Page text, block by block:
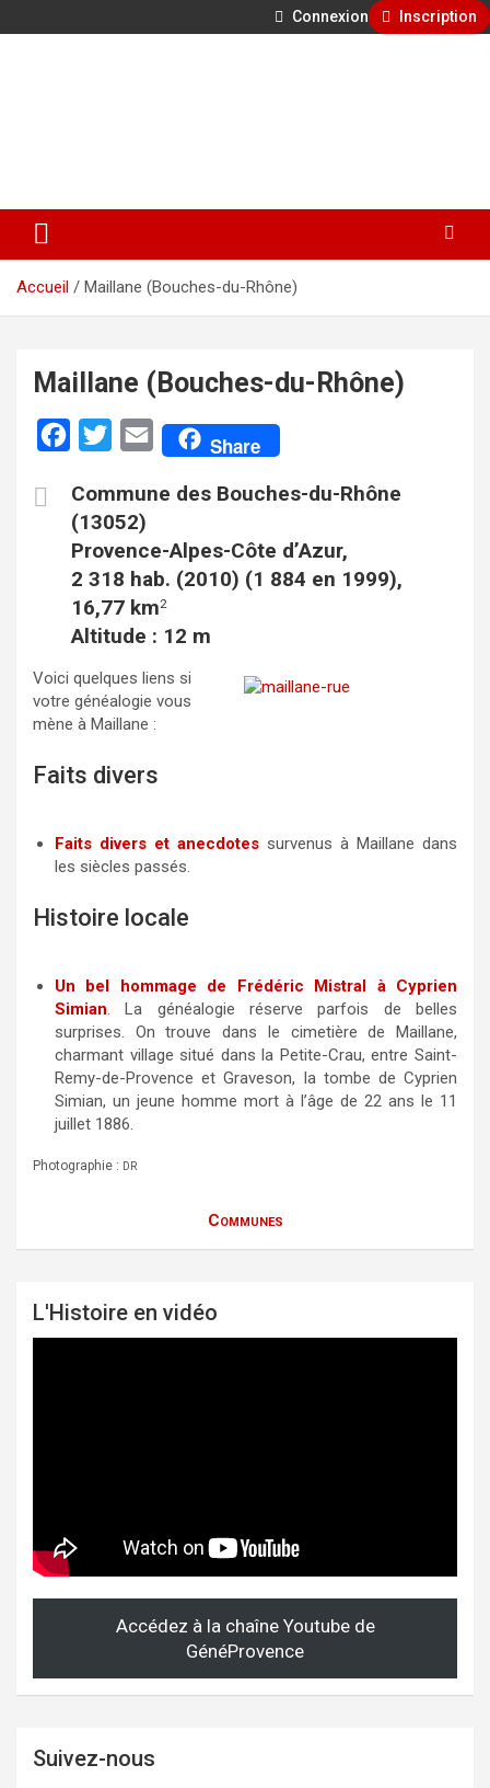
Connexion Inscription
Accueil Maillane (Bouches-du-Rhône)
Maillane (Bouches-du-Rhône)
c
e
o
o
i
t
e
r
E
a
l
Share
Commune des Bouches-du-Rhône
(13052)
Provence-Alpes-Côte d’Azur,
2 318 hab. (2010) (1 884 en 1999),
16,77 km2
Altitude : 12 m
Voici quelques liens si
votre généalogie vous
mène à Maillane :
Faits divers
Faits divers et anecdotes survenus à Maillane dans
les siècles passés.
Histoire locale
Un bel hommage de Frédéric Mistral à Cyprien
Simian. La généalogie réserve parfois de belles
surprises. On trouve dans le cimetière de Maillane,
charmant village situé dans la Petite-Crau, entre Saint-
Remy-de-Provence et Graveson, la tombe de Cyprien
Simian, un jeune homme mort à l’âge de 22 ans le 11
juillet 1886.
Photographie : DR
Communes
L'Histoire en vidéo
Accédez à la chaîne Youtube de
GénéProvence
Suivez-nous